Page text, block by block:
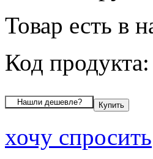
Товар есть в
Код
хочу спросить